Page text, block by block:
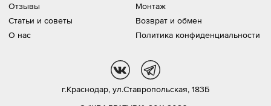
Отзывы
Статьи и советы
О нас
Монтаж
Возврат и обмен
Политика конфиденциальности
г.Краснодар, ул.Ставропольская, 183Б
vk